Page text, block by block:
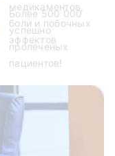
медикаментов,
боли и побочных
эффектов
Более 500 000
успешно
пролеченых
пациентов!